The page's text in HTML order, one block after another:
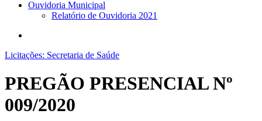
Ouvidoria Municipal
Relatório de Ouvidoria 2021
Licitações: Secretaria de Saúde
PREGÃO PRESENCIAL Nº
009/2020